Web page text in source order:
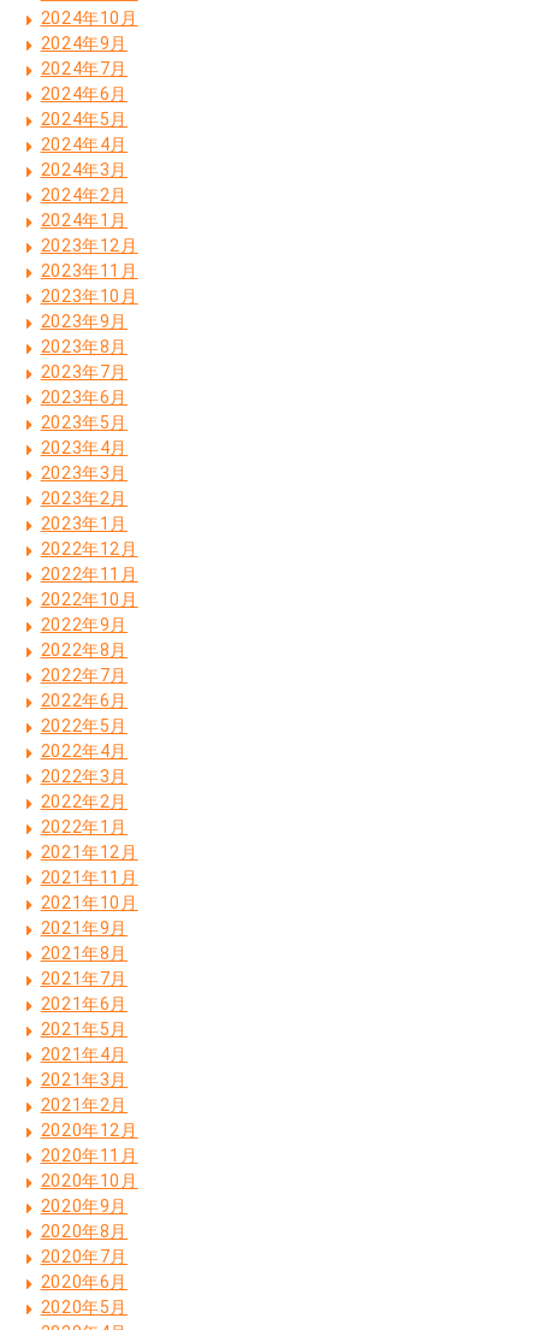
2024年10月
2024年9月
2024年7月
2024年6月
2024年5月
2024年4月
2024年3月
2024年2月
2024年1月
2023年12月
2023年11月
2023年10月
2023年9月
2023年8月
2023年7月
2023年6月
2023年5月
2023年4月
2023年3月
2023年2月
2023年1月
2022年12月
2022年11月
2022年10月
2022年9月
2022年8月
2022年7月
2022年6月
2022年5月
2022年4月
2022年3月
2022年2月
2022年1月
2021年12月
2021年11月
2021年10月
2021年9月
2021年8月
2021年7月
2021年6月
2021年5月
2021年4月
2021年3月
2021年2月
2020年12月
2020年11月
2020年10月
2020年9月
2020年8月
2020年7月
2020年6月
2020年5月